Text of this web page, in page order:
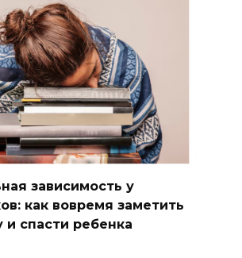
зависимость у
как вовремя заметить
и спасти ребенка